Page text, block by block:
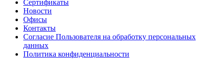
Сертификаты
Новости
Офисы
Контакты
Согласие Пользователя на обработку персональных
данных
Политика конфиденциальности